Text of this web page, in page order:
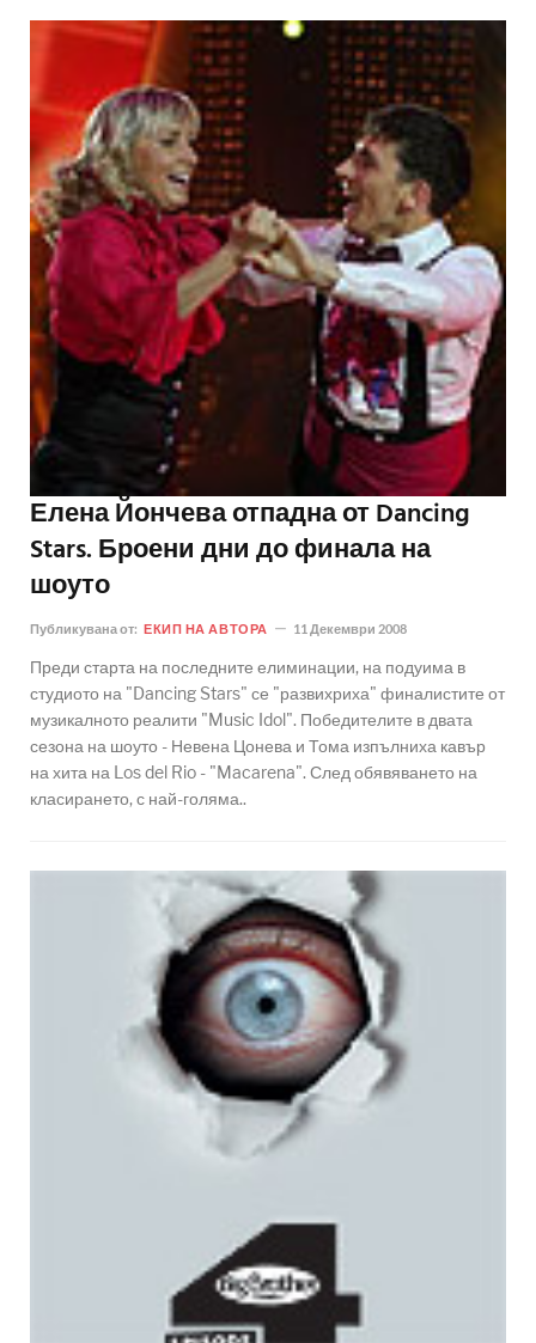
Елена Йончева отпадна от Dancing
Stars. Броени дни до финала на
шоуто
Публикувана от: ЕКИП НА АВТОРА 11 Декември 2008
Преди старта на последните елиминации, на подуима в
студиото на "Dancing Stars" се "развихриха" финалистите от
музикалното реалити "Music Idol". Победителите в двата
сезона на шоуто - Невена Цонева и Тома изпълниха кавър
на хита на Los del Rio - "Macarena". След обявяването на
класирането, с най-голяма..